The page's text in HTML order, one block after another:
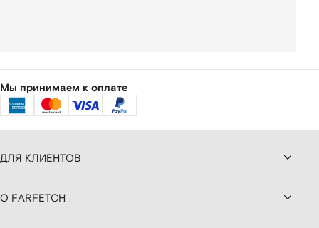
Мы принимаем к оплате
ДЛЯ КЛИЕНТОВ
О FARFETCH